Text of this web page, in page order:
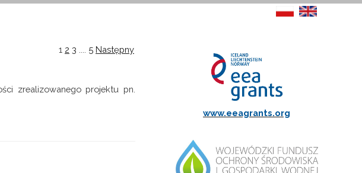
1 2 3 5 Następny
zrealizowanego projektu pn.
www.eeagrants.org